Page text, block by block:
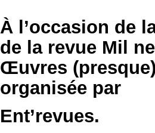
À l’occasion de
de la revue Mil
Œuvres
organisée par
Ent’revues.